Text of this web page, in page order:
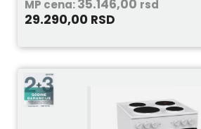
MP cena:35.146,00 rsd
29.290,00 RSD